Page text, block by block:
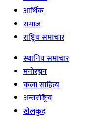
आर्थिक
समाज
राष्ट्रिय समाचार
स्थानिय समाचार
मनोरञ्जन
कला साहित्य
अन्तर्राष्ट्रिय
खेलकुद